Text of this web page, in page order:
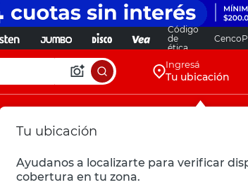
Código
de
ética
Ingresá
Tu ubicación
Tu ubicación
Ayudanos a localizarte para verificar
cobertura en tu zona.